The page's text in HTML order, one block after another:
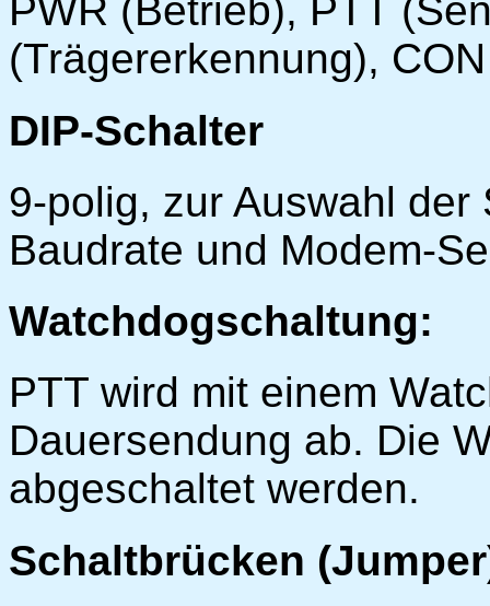
PWR (Betrieb), PTT
(Trägererkennung),
DIP-Schalter
9-polig, zur Auswahl der
Baudrate und Modem-
Watchdogschaltung:
PTT wird mit einem
Dauersendung ab. Die
abgeschaltet werden.
Schaltbrücken